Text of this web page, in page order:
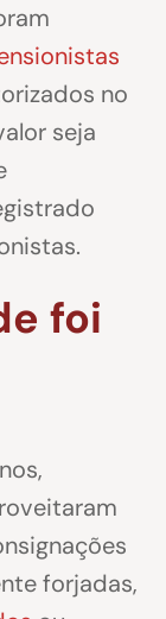
no
seja
foi
forjadas,